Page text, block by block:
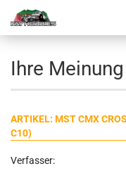
Ihre Meinung
ARTIKEL: MST CMX
C10)
Verfasser: